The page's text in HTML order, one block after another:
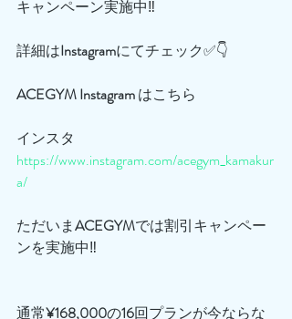
キャンペーン実施中‼️
詳細はInstagramにてチェック✅👇
ACEGYMInstagram はこちら
インスタ
https://www.instagram.com/acegym_kamakur
a/
ただいまACEGYMでは割引キャンペー
ンを実施中‼️
通常¥168,000の16回プランが今ならな